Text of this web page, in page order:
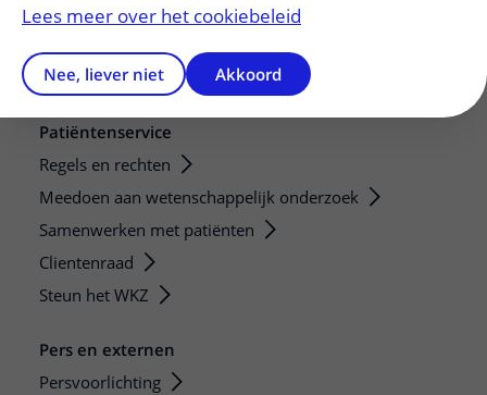
Patiëntenservice
Regels en rechten
Meedoen aan wetenschappelijk onderzoek
Samenwerken met patiënten
Clientenraad
Steun het WKZ
Pers en externen
Persvoorlichting
Lees meer over het cookiebeleid
Nee, liever niet Akkoord